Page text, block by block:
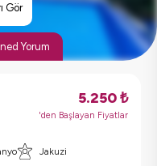
Gör
Yorum
5.250₺
'den Başlayan Fiyatlar
Jakuzi